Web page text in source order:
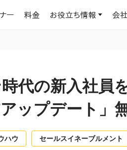
AIロープレ
学習の科学に基づくAIロ
現場スキルを再現可能
へ
Chatbot
インタビュー記事でご紹介し
ー 料金 お役立ち情報
ための資料を無料でご提
会
入実績と基本情報
い
時代の新入社員
ップデート」
ハウ セールスイネーブルメント